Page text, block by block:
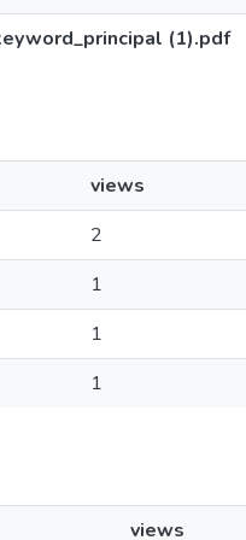
(1).pdf
views
2
1
1
1
views